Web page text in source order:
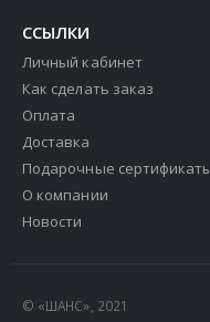
ССЫЛКИ
Личный кабинет
Как сделать заказ
Оплата
Доставка
Подарочные
О компании
Новости
© «ШАНС», 2021